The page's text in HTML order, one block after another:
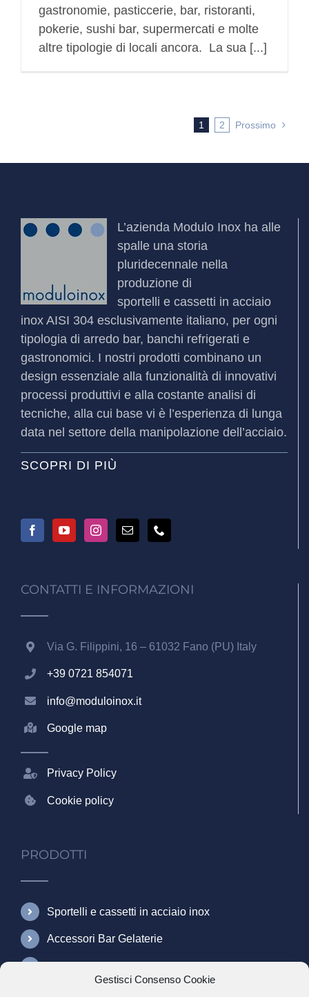
Gestisci Consenso Cookie
gastronomie, pasticcerie, bar, ristoranti,
pokerie, sushi bar, supermercati e molte
altre tipologie di locali ancora. La sua [...]
1 2 Prossimo
L’azienda Modulo Inox ha alle
spalle una storia
pluridecennale nella
produzione di
sportelli e cassetti in acciaio
inox AISI 304 esclusivamente italiano, per ogni
tipologia di arredo bar, banchi refrigerati e
gastronomici. I nostri prodotti combinano un
design essenziale alla funzionalità di innovativi
processi produttivi e alla costante analisi di
tecniche, alla cui base vi è l’esperienza di lunga
data nel settore della manipolazione dell’acciaio.
SCOPRI DI PIÙ
CONTATTI E INFORMAZIONI
Via G. Filippini, 16 – 61032 Fano (PU) Italy
+39 0721 854071
info@moduloinox.it
Google map
Privacy Policy
Cookie policy
PRODOTTI
Sportelli e cassetti in acciaio inox
Accessori Bar Gelaterie